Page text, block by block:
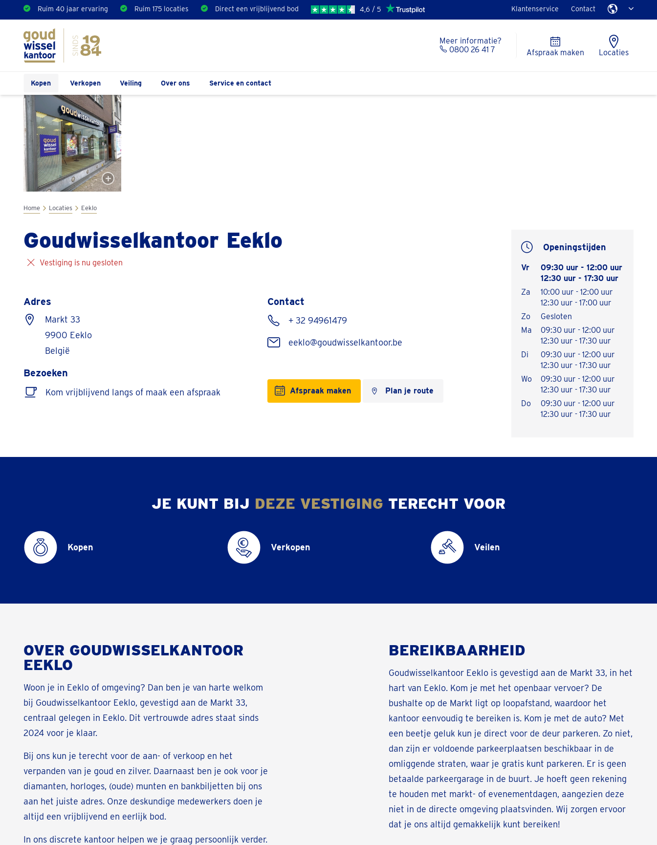
Ruim 40 jaar ervaring Ruim 175 locaties Direct een vrijblijvend bod 4,6 / 5 Klantenservice Contact
Meer informatie?
0800 26 41 7
Afspraak maken Locaties
Kopen Verkopen Veiling Over ons Service en contact
Home Locaties Eeklo
Goudwisselkantoor Eeklo
Vestiging is nu gesloten
Adres
Markt 33
9900 Eeklo
België
Bezoeken
Kom vrijblijvend langs of maak een afspraak
Contact
+ 32 94961479
eeklo@goudwisselkantoor.be
Afspraak maken Plan je route
Openingstijden
Vr
09:30 uur - 12:00 uur
12:30 uur - 17:30 uur
Za
10:00 uur - 12:00 uur
12:30 uur - 17:00 uur
Zo
Gesloten
Ma
09:30 uur - 12:00 uur
12:30 uur - 17:30 uur
Di
09:30 uur - 12:00 uur
12:30 uur - 17:30 uur
Wo
09:30 uur - 12:00 uur
12:30 uur - 17:30 uur
Do
09:30 uur - 12:00 uur
12:30 uur - 17:30 uur
JE KUNT BIJ DEZE VESTIGING TERECHT VOOR
Kopen Verkopen Veilen
OVER GOUDWISSELKANTOOR
EEKLO
Woon je in Eeklo of omgeving? Dan ben je van harte welkom
bij Goudwisselkantoor Eeklo, gevestigd aan de Markt 33,
centraal gelegen in Eeklo. Dit vertrouwde adres staat sinds
2024 voor je klaar.
Bij ons kun je terecht voor de aan- of verkoop en het
verpanden van je goud en zilver. Daarnaast ben je ook voor je
diamanten, horloges, (oude) munten en bankbiljetten bij ons
aan het juiste adres. Onze deskundige medewerkers doen je
altijd een vrijblijvend en eerlijk bod.
In ons discrete kantoor helpen we je graag persoonlijk verder.
BEREIKBAARHEID
Goudwisselkantoor Eeklo is gevestigd aan de Markt 33, in het
hart van Eeklo. Kom je met het openbaar vervoer? De
bushalte op de Markt ligt op loopafstand, waardoor het
kantoor eenvoudig te bereiken is. Kom je met de auto? Met
een beetje geluk kun je direct voor de deur parkeren. Zo niet,
dan zijn er voldoende parkeerplaatsen beschikbaar in de
omliggende straten, waar je gratis kunt parkeren. Er is geen
betaalde parkeergarage in de buurt. Je hoeft geen rekening
te houden met markt- of evenementdagen, aangezien deze
niet in de directe omgeving plaatsvinden. Wij zorgen ervoor
dat je ons altijd gemakkelijk kunt bereiken!